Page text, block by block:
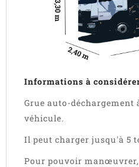
Informations à
Grue auto-déchargement
véhicule.
Il peut charger jusqu'à 5
Pour pouvoir